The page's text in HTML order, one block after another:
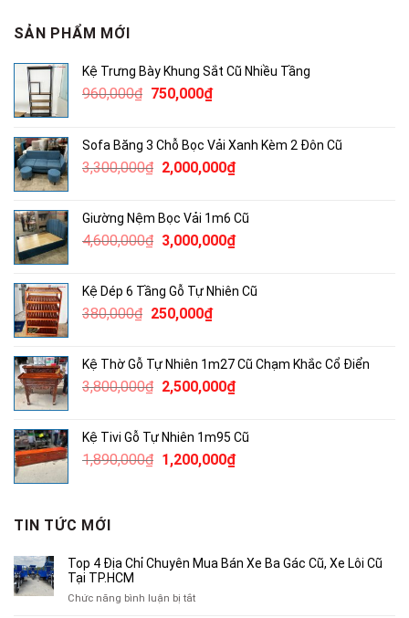
SẢN PHẨM MỚI
Kệ Trưng Bày Khung Sắt Cũ Nhiều Tầng
960,000₫ Giá
960,000₫.
750,000₫Giá
là:
750,000₫.
Sofa Băng 3 Chỗ Bọc Vải Xanh Kèm 2 Đôn Cũ
3,300,000₫ Giá
3,300,000₫.
2,000,000₫Giá
là:
2,000,000₫.
Giường Nệm Bọc Vải 1m6 Cũ
4,600,000₫ Giá
4,600,000₫.
3,000,000₫Giá
là:
Kệ Dép 6 Tầng Gỗ Tự Nhiên Cũ
380,000₫ Giá
380,000₫.
250,000₫Giá
là:
250,000₫.
Kệ Thờ Gỗ Tự Nhiên 1m27 Cũ Chạm Khắc Cổ Điển
3,800,000₫ Giá
3,800,000₫.
2,500,000₫Giá
là:
2,500,000₫.
Kệ Tivi Gỗ Tự Nhiên 1m95 Cũ
1,890,000₫ Giá
1,200,000₫Giá
TIN TỨC MỚI
Top 4 Địa Chỉ Chuyên Mua Bán Xe Ba Gác Cũ, Xe Lôi Cũ
Tại TP.HCM
Chức năng bình luận bị tắtở